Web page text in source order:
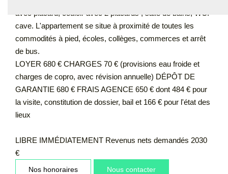
avec placard, couloir avec 2 placards , salle de bains, WC.
cave. L'appartement se situe à proximité de toutes les
commodités à pied, écoles, collèges, commerces et arrêt
de bus.
LOYER 680 € CHARGES 70 € (provisions eau froide et
charges de copro, avec révision annuelle) DÉPÔT DE
GARANTIE 680 € FRAIS AGENCE 650 € dont 484 € pour
la visite, constitution de dossier, bail et 166 € pour l'état des
lieux
LIBRE IMMÉDIATEMENT Revenus nets demandés 2030
€
Nos honoraires Nous contacter